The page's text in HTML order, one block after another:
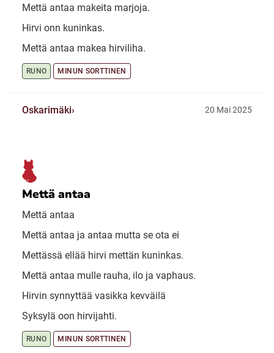
Mettä antaa makeita marjoja.
Hirvi onn kuninkas.
Mettä antaa makea hirviliha.
RUNO MINUN SORTTINEN
Oskarimäki 20 Mai 2025
Mettä antaa
Mettä antaa
Mettä antaa ja antaa mutta se ota ei
Mettässä ellää hirvi mettän kuninkas.
Mettä antaa mulle rauha, ilo ja vaphaus.
Hirvin synnyttää vasikka kevväilä
Syksylä oon hirvijahti.
RUNO MINUN SORTTINEN